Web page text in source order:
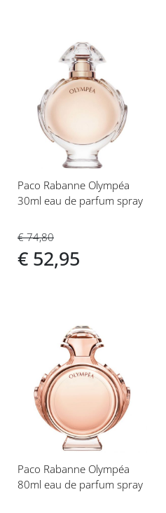
toe
aan
verlanglijst
Paco Rabanne Olympéa
30ml eau de parfum spray
€ 74,80
€ 52,95
toe
aan
verlanglijst
Paco Rabanne Olympéa
80ml eau de parfum spray